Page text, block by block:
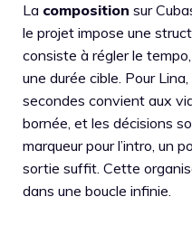
La composition sur
le projet impose une
consiste à régler le
une durée cible. Pour
secondes convient aux
bornée, et les décisions
marqueur pour l’intro, un
sortie suffit. Cette
dans une boucle infinie.